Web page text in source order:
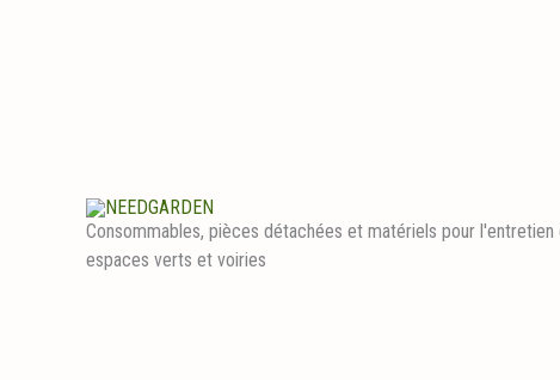
Consommables, pièces détachées et matériels pour l'entretien
espaces verts et voiries